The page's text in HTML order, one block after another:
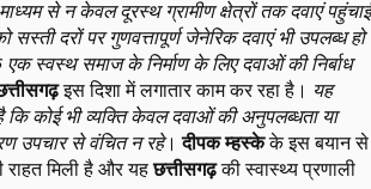
से न केवल दूरस्थ ग्रामीण क्षेत्रों तक दवाएं पहुंचाई
सस्ती दरों पर गुणवत्तापूर्ण जेनेरिक दवाएं भी उपलब्ध हो
एक स्वस्थ समाज के निर्माण के लिए दवाओं की निर्बाध
इस दिशा में लगातार काम कर रहा है। यह
कि कोई भी व्यक्ति केवल दवाओं की अनुपलब्धता या
उपचार से वंचित न रहे।दीपक म्हस्केके इस बयान से
राहत मिली है और यहछत्तीसगढ़की स्वास्थ्य प्रणाली